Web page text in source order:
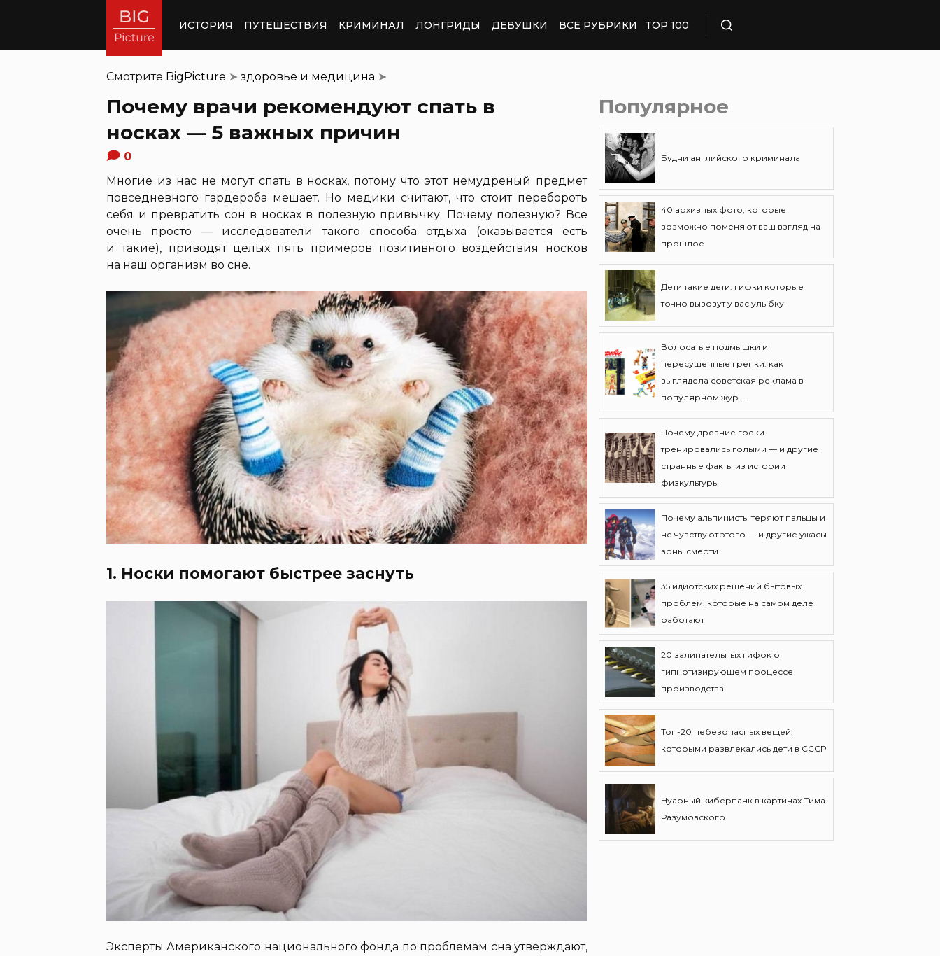
ИСТОРИЯ ПУТЕШЕСТВИЯ КРИМИНАЛ ЛОНГРИДЫ ДЕВУШКИ ВСЕ РУБРИКИ TOP 100
Смотрите BigPicture ➤ здоровье и медицина ➤
Почему врачи рекомендуют спать в
носках — 5 важных причин
0
Многие из нас не могут спать в носках, потому что этот немудреный предмет
повседневного гардероба мешает. Но медики считают, что стоит перебороть
себя и превратить сон в носках в полезную привычку. Почему полезную? Все
очень просто — исследователи такого способа отдыха (оказывается есть
и такие), приводят целых пять примеров позитивного воздействия носков
на наш организм во сне.
1. Носки помогают быстрее заснуть
Эксперты Американского национального фонда по проблемам сна утверждают,
Популярное
Будни английского криминала
40 архивных фото, которые
возможно поменяют ваш взгляд на
прошлое
Дети такие дети: гифки которые
точно вызовут у вас улыбку
Волосатые подмышки и
пересушенные гренки: как
выглядела советская реклама в
популярном жур ...
Почему древние греки
тренировались голыми — и другие
странные факты из истории
физкультуры
Почему альпинисты теряют пальцы и
не чувствуют этого — и другие ужасы
зоны смерти
35 идиотских решений бытовых
проблем, которые на самом деле
работают
20 залипательных гифок о
гипнотизирующем процессе
производства
Топ-20 небезопасных вещей,
которыми развлекались дети в СССР
Нуарный киберпанк в картинах Тима
Разумовского